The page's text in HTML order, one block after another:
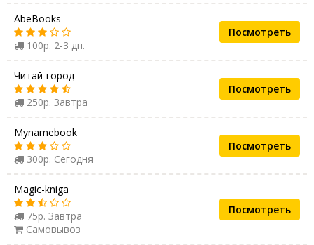
AbeBooks
100р. 2-3 дн.
Посмотреть
Читай-город
250р. Завтра
Посмотреть
Mynamebook
300р. Сегодня
Посмотреть
Magic-kniga
75р. Завтра
Самовывоз
Посмотреть